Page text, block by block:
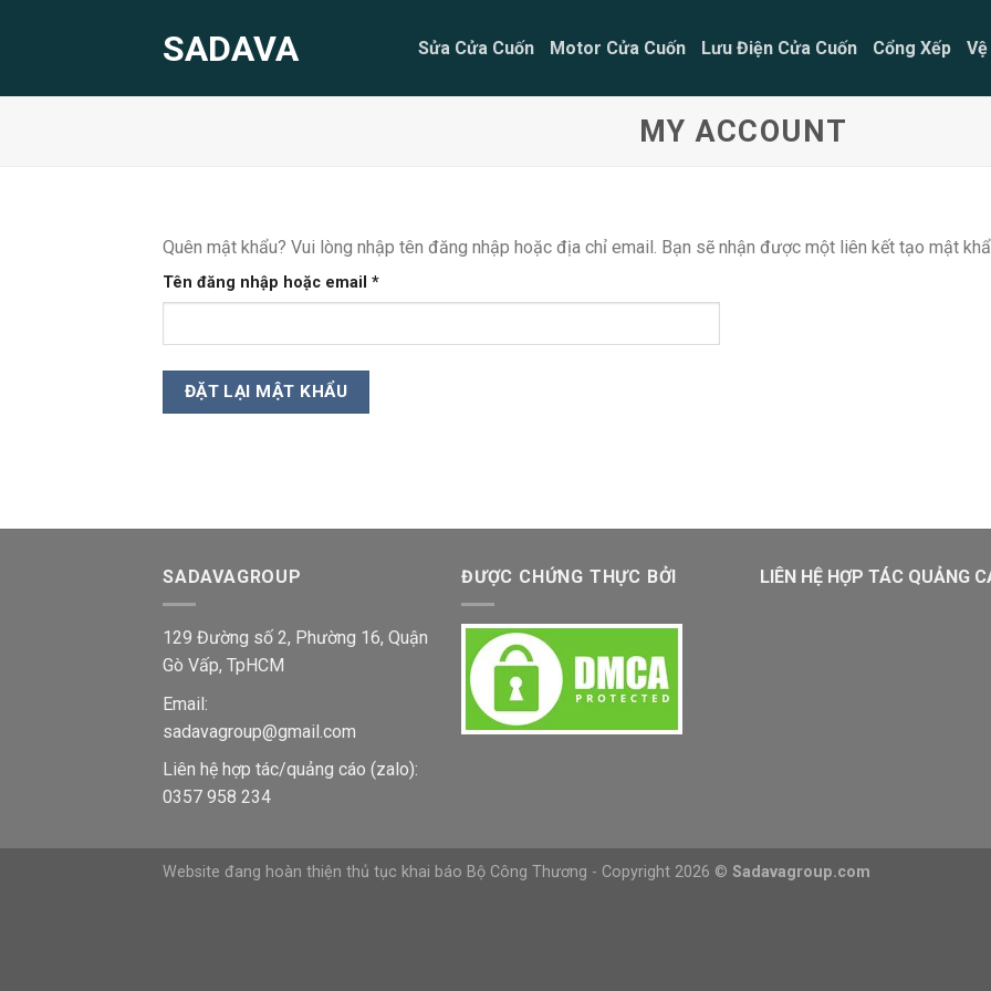
SADAVA Sửa Cửa Cuốn Motor Cửa Cuốn Lưu Điện Cửa Cuốn Cổng Xếp
MY ACCOUNT
Quên mật khẩu? Vui lòng nhập tên đăng nhập hoặc địa chỉ email. Bạn sẽ nhận được một liên kết tạo mật
Tên đăng nhập hoặc email *Bắt
buộc
ĐẶT LẠI MẬT KHẨU
SADAVAGROUP
129 Đường số 2, Phường 16, Quận
Gò Vấp, TpHCM
Email:
sadavagroup@gmail.com
Liên hệ hợp tác/quảng cáo (zalo):
0357 958 234
ĐƯỢC CHỨNG THỰC BỞI LIÊN HỆ HỢP TÁC QUẢNG
Website đang hoàn thiện thủ tục khai báo Bộ Công Thương - Copyright 2026 © Sadavagroup.com